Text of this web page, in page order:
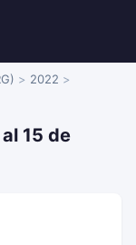
2022
15 de